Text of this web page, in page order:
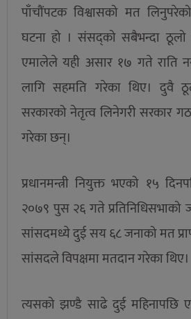
पाँचौंपटक विश्वासको मत
घटना हो । संसद्को सबैभन्दा
एमालेले यही असार १७ गते राति
लागि सहमति गरेका थिए। दुवै
सरकारको नेतृत्व लिनेगरी सरकार
गरेका छन्।
प्रधानमन्त्री नियुक्त भएको १५
२०७९ पुस २६ गते
सांसदमध्ये दुई सय ६८ जनाको मत
सांसदले विपक्षमा मतदान गरेका थिए।
त्यसको झण्डै साढे दुई महिनापछि